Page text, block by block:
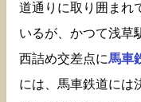
道通りに取り囲まれ
いるが、かつて浅草
西詰め交差点に馬車
には、馬車鉄道には